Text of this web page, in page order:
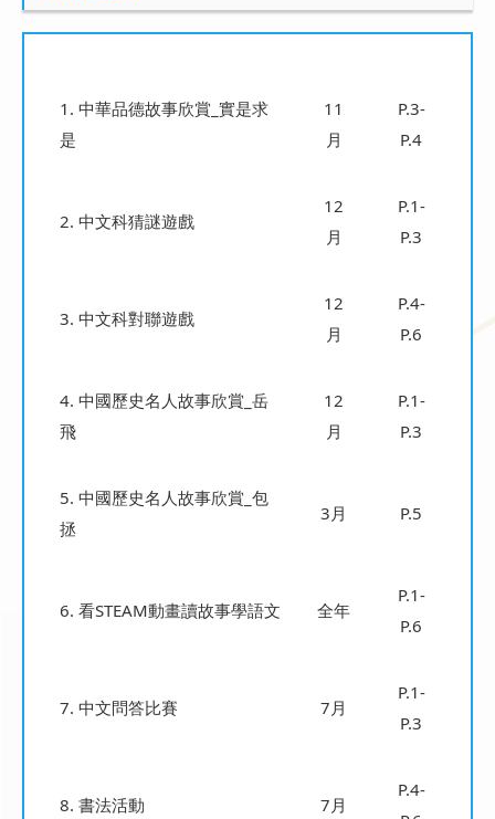
1. 中華品德故事欣賞_實是求
是
11
月
P.3-
P.4
2. 中文科猜謎遊戲
12
月
P.1-
P.3
3. 中文科對聯遊戲
12
月
P.4-
P.6
4. 中國歷史名人故事欣賞_岳
飛
12
月
P.1-
P.3
5. 中國歷史名人故事欣賞_包
拯
3月 P.5
6. 看STEAM動畫讀故事學語文 全年
P.1-
P.6
7. 中文問答比賽 7月
P.1-
P.3
8. 書法活動 7月
P.4-